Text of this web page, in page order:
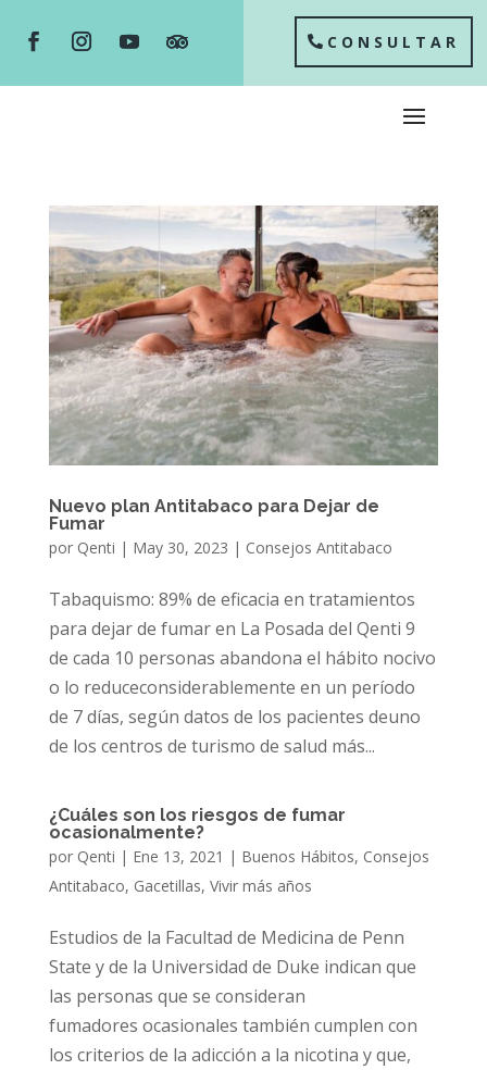
CONSULTAR
Nuevo plan Antitabaco para Dejar de
Fumar
por Qenti | May 30, 2023 | Consejos Antitabaco
Tabaquismo: 89% de eficacia en tratamientos
para dejar de fumar en La Posada del Qenti 9
de cada 10 personas abandona el hábito nocivo
o lo reduceconsiderablemente en un período
de 7 días, según datos de los pacientes deuno
de los centros de turismo de salud más...
¿Cuáles son los riesgos de fumar
ocasionalmente?
por Qenti | Ene 13, 2021 | Buenos Hábitos, Consejos
Antitabaco, Gacetillas, Vivir más años
Estudios de la Facultad de Medicina de Penn
State y de la Universidad de Duke indican que
las personas que se consideran
fumadores ocasionales también cumplen con
los criterios de la adicción a la nicotina y que,